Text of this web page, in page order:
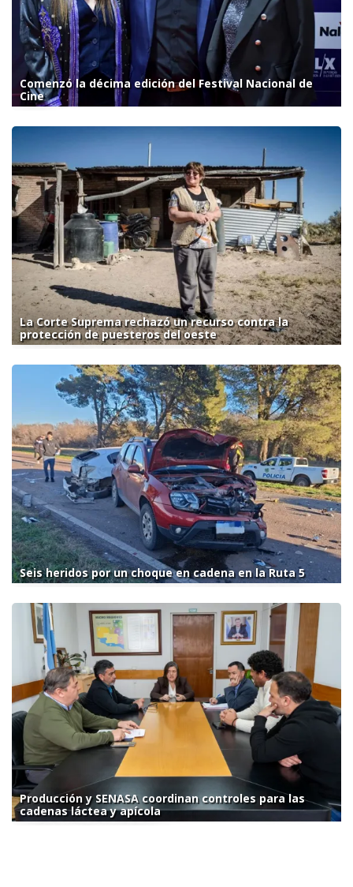
Comenzó la décima edición del Festival Nacional de
Cine
La Corte Suprema rechazó un recurso contra la
protección de puesteros del oeste
Seis heridos por un choque en cadena en la Ruta 5
Producción y SENASA coordinan controles para las
cadenas láctea y apícola